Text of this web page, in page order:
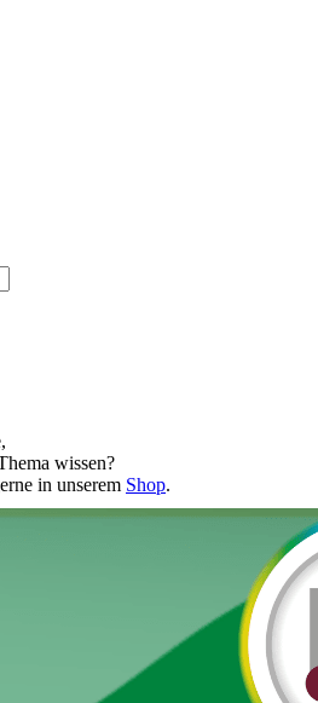
wissen?
in unserem Shop.